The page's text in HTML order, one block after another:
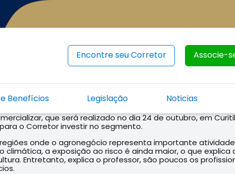
Encontre seu Corretor Associe-
Benefícios Legislação Noticias
que será realizado no dia 24 de outubro, em
o Corretor investir no segmento.
onde o agronegócio representa importante
a exposição ao risco é ainda maior, o que
Entretanto, explica o professor, são poucos os